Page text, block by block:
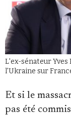
L'ex-sénateur
l'Ukraine sur
Et si le
pas été